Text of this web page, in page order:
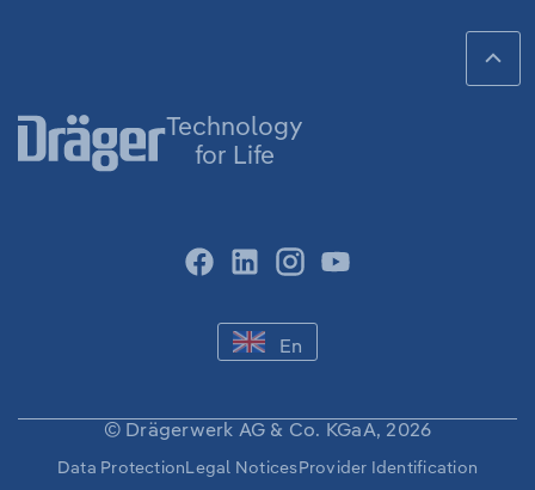
Technology
for Life
facebook
linkedininstagram
En
-
ENGLISH
LANGUAGE
© Drägerwerk AG & Co. KGaA, 2026
Secondary
Data Protection Legal Notices Provider Identification